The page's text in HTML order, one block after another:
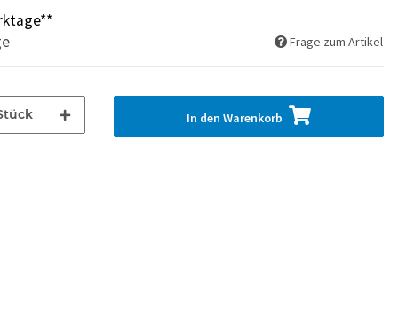
Frage zum Artikel
In den Warenkorb